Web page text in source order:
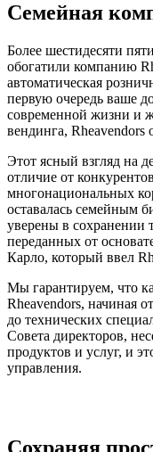
Семейная
Более шестидесяти
обогатили компанию
автоматическая
первую очередь ваше
современной жизни и
вендинга, Rheavendors
Этот ясный взгляд на
отличие от
многонациональных
оставалась семейным
уверены в сохранении
переданных от
Карло, который ввел
Мы гарантируем, что
Rheavendors, начиная
до технических
Совета директоров,
продуктов и услуг, и
управления.
Сохраняя